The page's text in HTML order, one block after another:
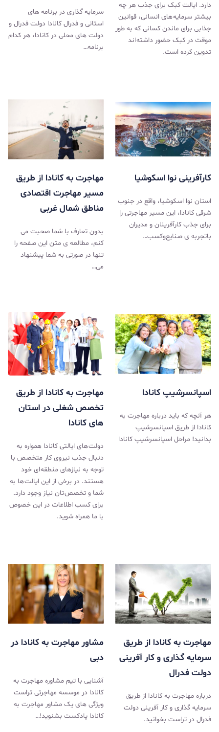
دارد. ایالت کبک برای جذب هر چه
بیشتر سرمایه های انسانی، قوانین
جذابی برای ماندن کسانی که به طور
موقت در کبک حضور داشته اند
تدوین کرده است.
سرمایه گذاری در برنامه های
استانی و فدرال کانادا دولت فدرال و
دولت های محلی در کانادا، هر کدام
برنامه…
کارآفرینی نوا اسکوشیا
استان نوا اسکوشیا، واقع در جنوب
شرقی کانادا، این مسیر مهاجرتی را
برای جذب کارآفرینان و مدیران
باتجربه ی صنایع‌وکسب…
مهاجرت به کانادا از طریق
مسیر مهاجرت اقتصادی
مناطق شمال غربی
بدون تعارف با شما صحبت می
کنم، مطالعه ی متن این صفحه را
تنها در صورتی به شما پیشنهاد
می…
اسپانسرشیپ کانادا
هر آنچه که باید درباره مهاجرت به
کانادا از طریق اسپانسرشیپ
بدانید! مراحل اسپانسرشیپ کانادا
مهاجرت به کانادا از طریق
تخصص شغلی در استان
های کانادا
دولت های ایالتی کانادا همواره به
دنبال جذب نیروی کار متخصص با
توجه به نیازهای منطقه ای خود
هستند. در برخی از این ایالت ها به
شما و تخصص تان نیاز وجود دارد.
برای کسب اطلاعات در این خصوص
با ما همراه شوید.
مهاجرت به کانادا از طریق
سرمایه گذاری و کار آفرینی
دولت فدرال
درباره مهاجرت به کانادا از طریق
سرمایه گذاری و کار آفرینی دولت
فدرال در تراست بخوانید.
مشاور مهاجرت به کانادا در
دبی
آشنایی با تیم مشاوره مهاجرت به
کانادا در موسسه مهاجرتی تراست
ویژگی‌ های یک مشاور مهاجرت به
کانادا پادکست بشنوید!…